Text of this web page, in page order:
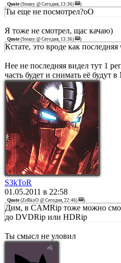
Quote (Steany @ Сегодня, 13:36) )
Ты еще не посмотрел?оО
Я тоже не смотрел, щас качаю)
Quote (Steany @ Сегодня, 13:36) )
Кстате, это вроде как
Нее не последняя видел тут 1
часть будет и снимать её будут
S3kToR
01.05.2011 в 22:58
Quote (ZeRkoO @ Сегодня, 22:46) )
Дим, в CAMRip тоже можно
до DVDRip или HDRip
Ты смысл не уловил